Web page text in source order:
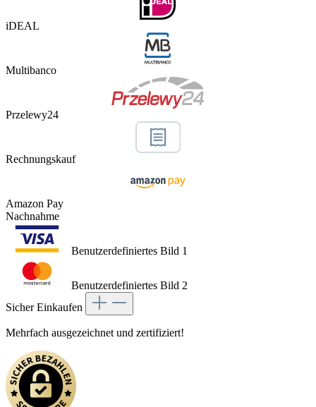
iDEAL
Multibanco
Przelewy24
Rechnungskauf
Amazon Pay
Nachnahme
Benutzerdefiniertes Bild 1
Benutzerdefiniertes Bild 2
Sicher Einkaufen
Mehrfach ausgezeichnet und zertifiziert!